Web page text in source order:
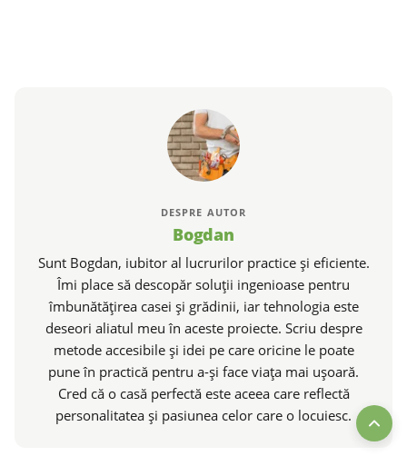
DESPRE AUTOR
Bogdan
Sunt Bogdan, iubitor al lucrurilor practice și eficiente.
Îmi place să descopăr soluții ingenioase pentru
îmbunătățirea casei și grădinii, iar tehnologia este
deseori aliatul meu în aceste proiecte. Scriu despre
metode accesibile și idei pe care oricine le poate
pune în practică pentru a-și face viața mai ușoară.
Cred că o casă perfectă este aceea care reflectă
personalitatea și pasiunea celor care o locuiesc.